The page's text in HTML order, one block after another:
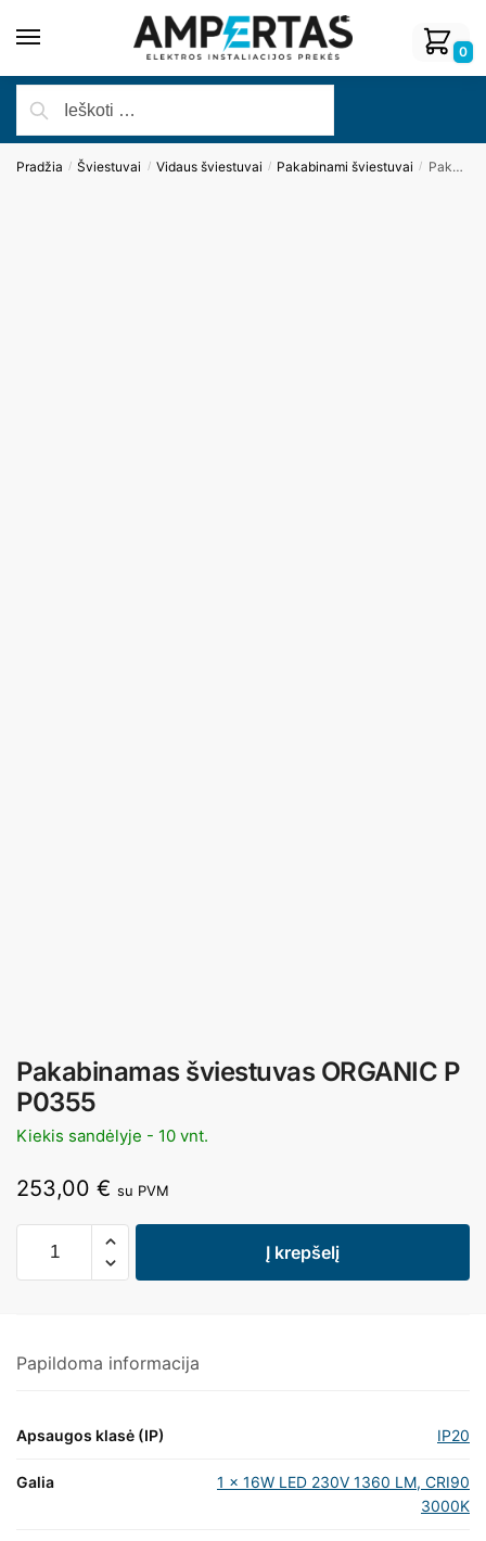
0
Pradžia / Šviestuvai / Vidaus šviestuvai / Pakabinami šviestuvai / Pakabinamas šviestuvas ORGANIC P P0355
Pakabinamas šviestuvas ORGANIC P
P0355
Kiekis sandėlyje - 10 vnt.
253,00 € su PVM
Į krepšelį
Papildoma informacija
Apsaugos klasė (IP) IP20
Galia
1 x 16W LED 230V 1360 LM, CRI90
3000K